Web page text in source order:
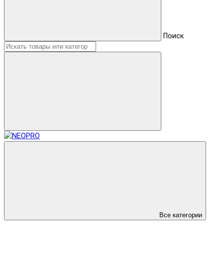
Поиск
Все категории